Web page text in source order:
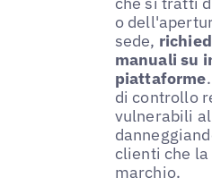
o
sede,
manuali su
piattaforme
di controllo
vulnerabili
clienti che
marchio.